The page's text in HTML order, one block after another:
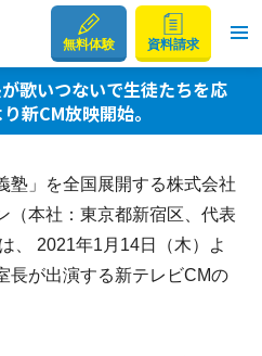
無料体験 資料請求
歌いつないで生徒たちを応
新CM放映開始。
塾」を全国展開する株式会社
（本社：東京都新宿区、代表
、 2021年1月14日（木）よ
長が出演する新テレビCMの